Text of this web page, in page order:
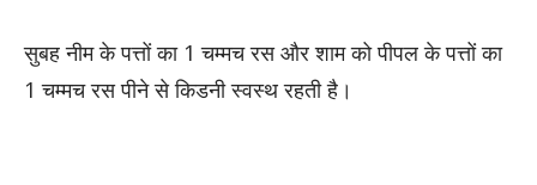
सुबह नीम के पत्तों का 1 चम्मच रस और शाम को पीपल के पत्तों का
1 चम्मच रस पीने से किडनी स्वस्थ रहती है।